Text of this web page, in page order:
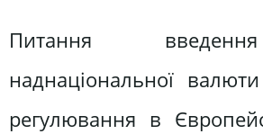
Питання
наднаціональної
регулювання в